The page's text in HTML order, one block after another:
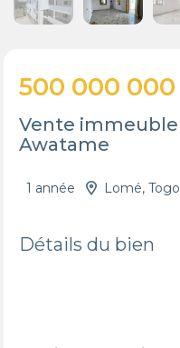
500 000 000
Vente
Awatame
1 année Lomé, Togo
Détails du bien